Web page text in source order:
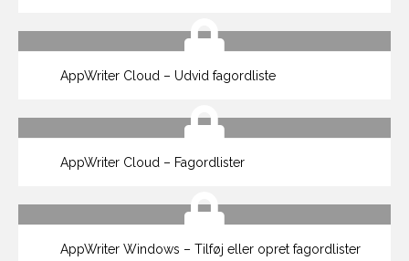
AppWriter Cloud – Udvid fagordliste
AppWriter Cloud – Fagordlister
AppWriter Windows – Tilføj eller opret fagordlister